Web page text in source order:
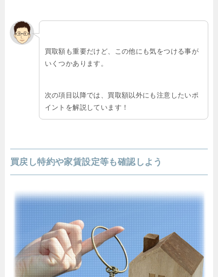
買取額も重要だけど、この他にも気をつける事が
いくつかあります。
次の項目以降では、買取額以外にも注意したいポ
イントを解説しています！
買戻し特約や家賃設定等も確認しよう